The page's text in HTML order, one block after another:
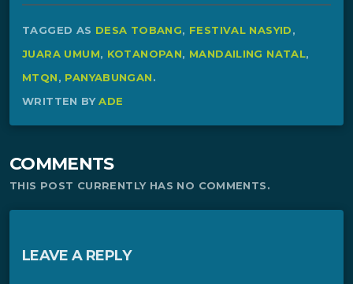
TAGGED AS DESA TOBANG, FESTIVAL NASYID,
JUARA UMUM, KOTANOPAN, MANDAILING NATAL,
MTQN, PANYABUNGAN.
WRITTEN BYADE
COMMENTS
THIS POST CURRENTLY HAS NO COMMENTS.
LEAVE A REPLY